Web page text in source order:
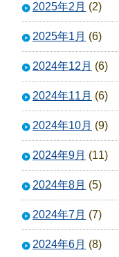
2025年2月 (2)
2025年1月 (6)
2024年12月 (6)
2024年11月 (6)
2024年10月 (9)
2024年9月 (11)
2024年8月 (5)
2024年7月 (7)
2024年6月 (8)